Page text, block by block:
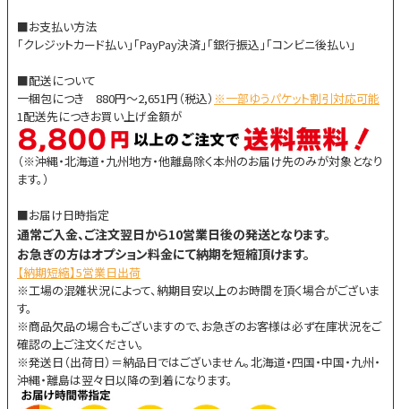
■お支払い方法
「クレジットカード払い」「PayPay決済」「銀行振込」「コンビニ後払い」
■配送について
一梱包につき 880円～2,651円（税込） ※一部ゆうパケット割引対応可能
1配送先につきお買い上げ金額が
（※沖縄・北海道・九州地方・他離島除く本州のお届け先のみが対象となり
ます。）
■お届け日時指定
通常ご入金、ご注文翌日から10営業日後の発送となります。
お急ぎの方はオプション料金にて納期を短縮頂けます。
【納期短縮】5営業日出荷
※工場の混雑状況によって、納期目安以上のお時間を頂く場合がございま
す。
※商品欠品の場合もございますので、お急ぎのお客様は必ず在庫状況をご
確認の上ご注文ください。
※発送日（出荷日）＝納品日ではございません。北海道・四国・中国・九州・
沖縄・離島は翌々日以降の到着になります。